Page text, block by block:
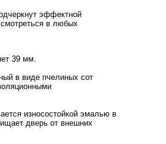
эффектной
в любых
39 мм.
в виде пчелиных сот
износостойкой эмалью в
дверь от внешних